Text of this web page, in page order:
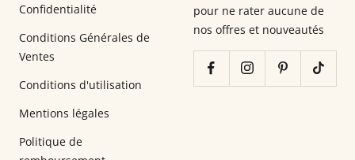
Confidentialité
Conditions Générales de
Ventes
Conditions d'utilisation
Mentions légales
Politique de
pour ne rater aucune de
nos offres et nouveautés